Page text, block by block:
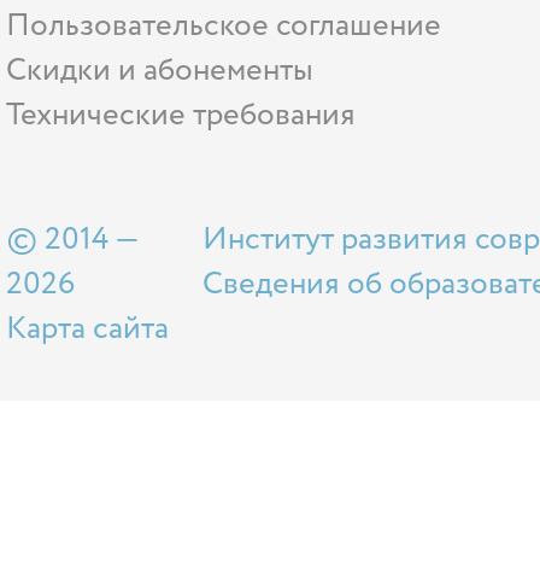
Пользовательское соглашение
Скидки и абонементы
Технические требования
© 2014 —
2026
Карта сайта
Институт развития
Сведения об